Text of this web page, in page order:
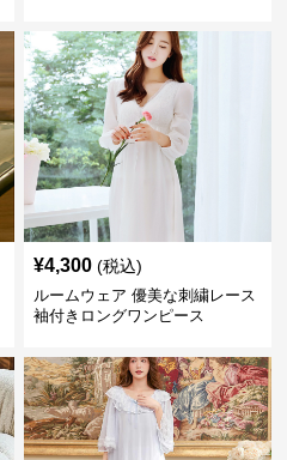
¥4,300 (税込)
ルームウェア 優美な刺繍レース
袖付きロングワンピース